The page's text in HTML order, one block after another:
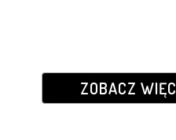
ZOBACZ